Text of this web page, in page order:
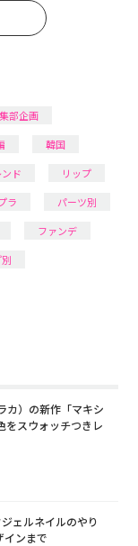
部企画
韓国
ンド
リップ
ラ
パーツ別
ファンデ
カ）の新作「マキシ
をスウォッチつきレ
ェルネイルのやり
インまで